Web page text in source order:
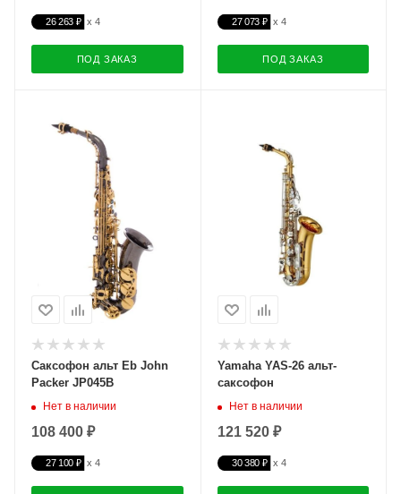
26 263 ₽
ПОД ЗАКАЗ
27 073 ₽
ПОД ЗАКАЗ
Саксофон альт Eb John
Packer JP045B
Нет в наличии
108 400 ₽
27 100 ₽
Yamaha YAS-26 альт-
саксофон
Нет в наличии
121 520 ₽
30 380 ₽